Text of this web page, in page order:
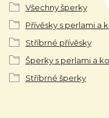
Všechny šperky
Přívěsky s perlami a
Stříbrné přívěsky
Šperky s perlami a
Stříbrné šperky